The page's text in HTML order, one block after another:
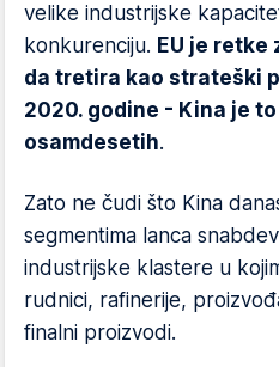
velike industrijske
konkurenciju. EU je retke
da tretira kao strateški
2020. godine - Kina je
osamdesetih.
Zato ne čudi što Kina
segmentima lanca
industrijske klastere u
rudnici, rafinerije,
finalni proizvodi.